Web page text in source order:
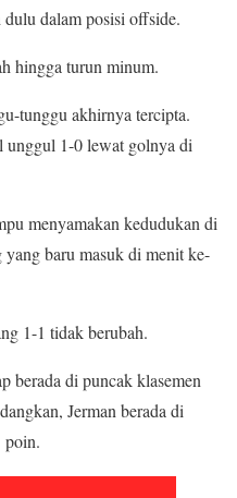
dalam posisi offside.
hingga turun minum.
tunggu akhirnya tercipta.
unggul 1-0 lewat golnya di
menyamakan kedudukan di
baru masuk di menit ke-
1-1 tidak berubah.
berada di puncak klasemen
Jerman berada di
poin.